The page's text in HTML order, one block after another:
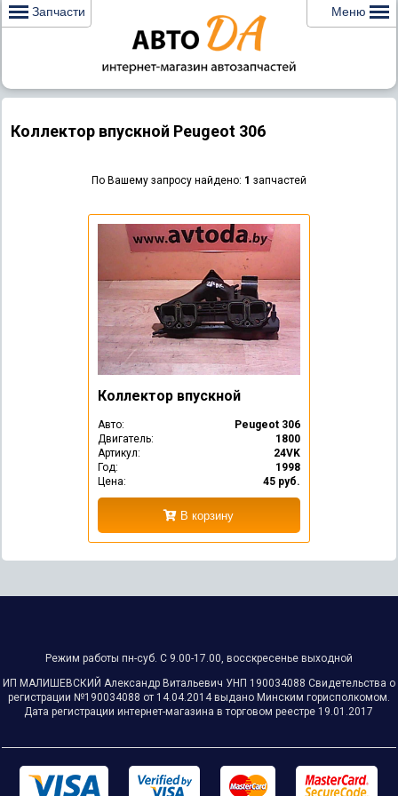
Запчасти Меню
Коллектор впускной Peugeot 306
По Вашему запросу найдено: 1 запчастей
Коллектор впускной
Авто:
Peugeot 306
Двигатель:
1800
Артикул:
24VK
Год:
1998
Цена:
45 руб.
В корзину
Режим работы пн-суб. С 9.00-17.00, восскресенье выходной
ИП МАЛИШЕВСКИЙ Александр Витальевич УНП ‎190034088 Свидетельства о
регистрации №‎‎190034088 от 14.04.2014 выдано Минским горисполкомом.
Дата регистрации интернет-магазина в торговом реестре 19.01.2017